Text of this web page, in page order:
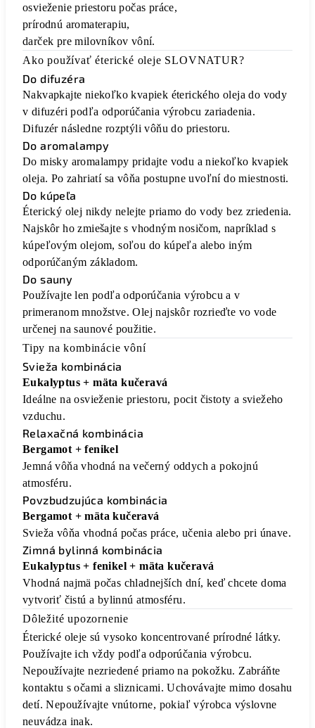
osvieženie priestoru počas práce,
prírodnú aromaterapiu,
darček pre milovníkov vôní.
Ako používať éterické oleje SLOVNATUR?
Do difuzéra
Nakvapkajte niekoľko kvapiek éterického oleja do vody
v difuzéri podľa odporúčania výrobcu zariadenia.
Difuzér následne rozptýli vôňu do priestoru.
Do aromalampy
Do misky aromalampy pridajte vodu a niekoľko kvapiek
oleja. Po zahriatí sa vôňa postupne uvoľní do miestnosti.
Do kúpeľa
Éterický olej nikdy nelejte priamo do vody bez zriedenia.
Najskôr ho zmiešajte s vhodným nosičom, napríklad s
kúpeľovým olejom, soľou do kúpeľa alebo iným
odporúčaným základom.
Do sauny
Používajte len podľa odporúčania výrobcu a v
primeranom množstve. Olej najskôr rozrieďte vo vode
určenej na saunové použitie.
Tipy na kombinácie vôní
Svieža kombinácia
Eukalyptus + mäta kučeravá
Ideálne na osvieženie priestoru, pocit čistoty a sviežeho
vzduchu.
Relaxačná kombinácia
Bergamot + fenikel
Jemná vôňa vhodná na večerný oddych a pokojnú
atmosféru.
Povzbudzujúca kombinácia
Bergamot + mäta kučeravá
Svieža vôňa vhodná počas práce, učenia alebo pri únave.
Zimná bylinná kombinácia
Eukalyptus + fenikel + mäta kučeravá
Vhodná najmä počas chladnejších dní, keď chcete doma
vytvoriť čistú a bylinnú atmosféru.
Dôležité upozornenie
Éterické oleje sú vysoko koncentrované prírodné látky.
Používajte ich vždy podľa odporúčania výrobcu.
Nepoužívajte nezriedené priamo na pokožku. Zabráňte
kontaktu s očami a sliznicami. Uchovávajte mimo dosahu
detí. Nepoužívajte vnútorne, pokiaľ výrobca výslovne
neuvádza inak.